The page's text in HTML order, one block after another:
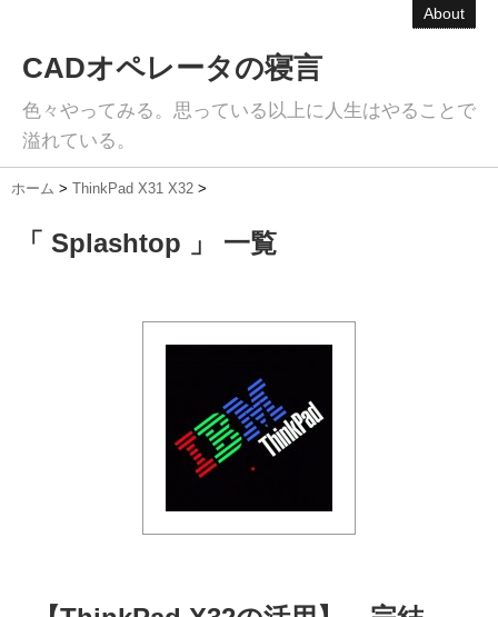
About
CADオペレータの寝言
色々やってみる。思っている以上に人生はやることで
溢れている。
ホーム > ThinkPad X31 X32 >
「 Splashtop 」 一覧